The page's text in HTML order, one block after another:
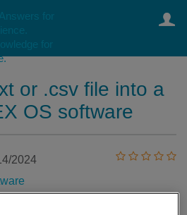
or .csv file into a
OS software
2024